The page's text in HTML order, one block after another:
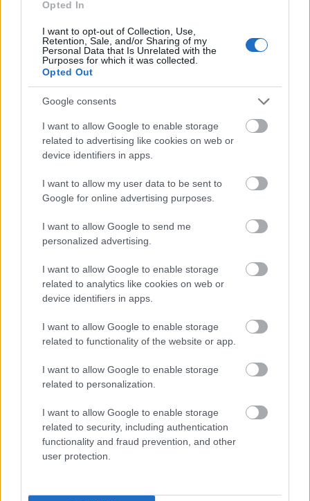
Opted In
I want to opt-out of Collection, Use,
Retention, Sale, and/or Sharing of my
Personal Data that Is Unrelated with the
Purposes for which it was collected.
Opted Out
Google consents
I want to allow Google to enable storage
related to advertising like cookies on web or
device identifiers in apps.
I want to allow my user data to be sent to
Google for online advertising purposes.
I want to allow Google to send me
personalized advertising.
I want to allow Google to enable storage
related to analytics like cookies on web or
device identifiers in apps.
I want to allow Google to enable storage
related to functionality of the website or app.
I want to allow Google to enable storage
related to personalization.
I want to allow Google to enable storage
related to security, including authentication
functionality and fraud prevention, and other
user protection.
આ છબી મેંગેનીઝ ઓરના નમૂનાનો આકર્ષક ક્લોઝ-અપ રજૂ કરે છે,
તેનું કઠોર અને અનિયમિત સ્વરૂપ ઉત્કૃષ્ટ વિગતવાર કેદ કરવામાં આવ્યું
છે જે તેના વૈજ્ઞાનિક મહત્વ અને તેના કાચી સૌંદર્યલક્ષી સુંદરતા બંનેને
પ્રકાશિત કરે છે. ખનિજ અગ્રભૂમિ પર પ્રભુત્વ ધરાવે છે, એક ઘેરો,
લગભગ કાળો સમૂહ જે સ્ટુડિયો લાઇટિંગના કાળજીપૂર્વક ગોઠવણી
હેઠળ ધાતુની ચમકથી ચમકે છે. તેની સપાટી તીક્ષ્ણ સ્ફટિકીય ધાર દ્વારા
ચિહ્નિત થયેલ છે જે લઘુચિત્ર શિખરો અને ખીણોની જેમ ઉગે છે અને
લાગે છે. ઊંડા રાખોડી ટોન ઇરિડેસેન્સના સૂક્ષ્મ સંકેતો દ્વારા
વિરામચિહ્નિત છે, ખનિજની તિરાડોમાંથી નીકળતા વાદળી અને
જાંબલી રંગના ઝબકારા, જાણે કે પ્રકાશ પોતે ખડકમાંથી છટકી જવા
ઔદ્યોગિક પાત્રને અણધારી સુંદરતા આપે છે, જે દર્શકને યાદ અપાવે છે
કે ઉપયોગી ખનિજો પણ છુપાયેલા સુંદરતાના નિશાન ધરાવે છે.
મેંગેનીઝની રચના કદાચ તેની સૌથી મનમોહક વિશેષતા છે. કેટલીક
સપાટીઓ પોલિશ્ડ ચમકથી ચમકે છે જ્યાં પ્રકાશ સીધો અથડાવે છે,
વર્ષોથી તેને બનાવતી વિશાળ ભૂસ્તરશાસ્ત્રીય પ્રક્રિયાઓ સૂચવે છે.
સ્ફટિકીય રચનાની ખંડિત ભૂમિતિ અણધારી રીતે પ્રકાશને પ્રતિબિંબિત
કરે છે, જે તેજ અને અંધકારનો નાટકીય આંતરપ્રક્રિયા બનાવે છે. આ
નિવેદનોમાં વિસ્તૃત કરવામાં આવે છે, જે અન્યથા ખડકના ગઠ્ઠા તરીકે
નકારી શકાય તેવી વસ્તુને વૈજ્ઞાનિક અને કલાત્મક રસ બંનેના શિલ્પ
ઓર પાછળ, પૃષ્ઠભૂમિ ગ્રે અને નરમ પડછાયાઓના ઝાંખા, તટસ્થ
વાતાવરણને ઉજાગર કરે છે. આ સરળતા મેંગેનીઝના નમૂના પર સંપૂર્ણ
ધ્યાન કેન્દ્રિત કરે છે, વિક્ષેપ વિના તેના સ્વરૂપ પર ભાર મૂકે છે. નરમ
છતાં દિશાત્મક પ્રકાશ, ઓરની પરિમાણીયતાને વધારે છે, તેના
રૂપરેખાને ચોકસાઈથી શિલ્પિત કરે છે. નીચે સપાટી પર નાખવામાં